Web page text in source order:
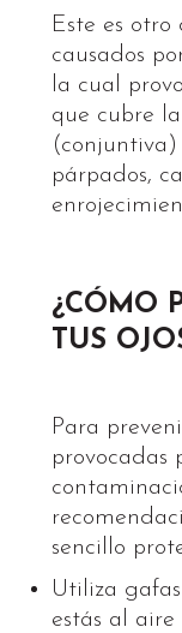
Este es otro
causados
la cual
que cubre
párpados,
¿CÓMO
TUS
Para
provocadas
sencillo
Utiliza
estás al aire